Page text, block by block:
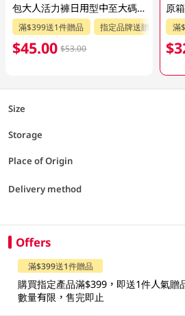
包大人活力褲日用型中至大碼 9PC
滿$399送1件贈品 指定品牌送贈品
$45.00 $53.00
滿
Size
Storage
Place of Origin
Delivery method
Offers
滿$399送1件贈品
購買指定產品滿$399，即送1件人氣贈
數量有限，售完即止